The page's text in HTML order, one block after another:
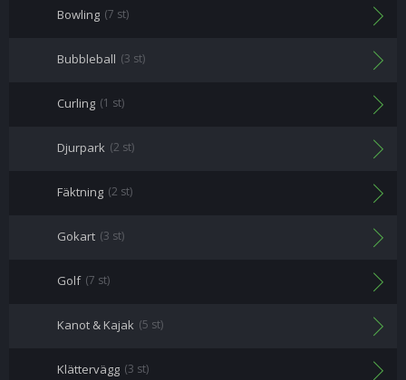
Bowling (7 st)
Bubbleball (3 st)
Curling (1 st)
Djurpark (2 st)
Fäktning (2 st)
Gokart (3 st)
Golf (7 st)
Kanot & Kajak (5 st)
Klättervägg (3 st)